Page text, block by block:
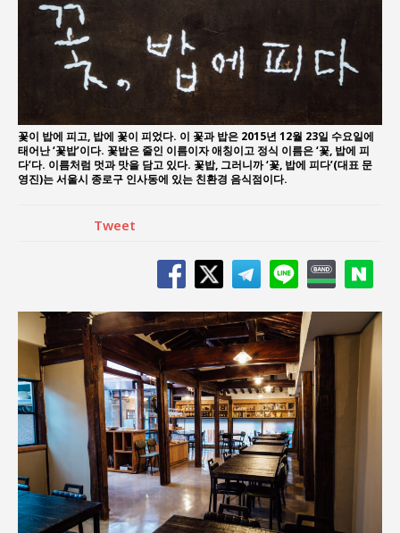
통일 지향 2국가론: 한반도 평화의 새로운 길
강산건설 박재윤 강제추행 사건, 무엇이 문제인가?
꽃이 밥에 피고, 밥에 꽃이 피었다. 이 꽃과 밥은 2015년 12월 23일 수요일에
태어난 ‘꽃밥’이다. 꽃밥은 줄인 이름이자 애칭이고 정식 이름은 ‘꽃, 밥에 피
다’다. 이름처럼 멋과 맛을 담고 있다. 꽃밥, 그러니까 ‘꽃, 밥에 피다’(대표 문
영진)는 서울시 종로구 인사동에 있는 친환경 음식점이다.
Tweet